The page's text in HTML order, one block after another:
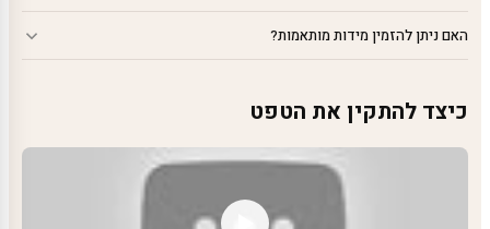
האם ניתן להזמין מידות מותאמות?
כיצד להתקין את הטפט